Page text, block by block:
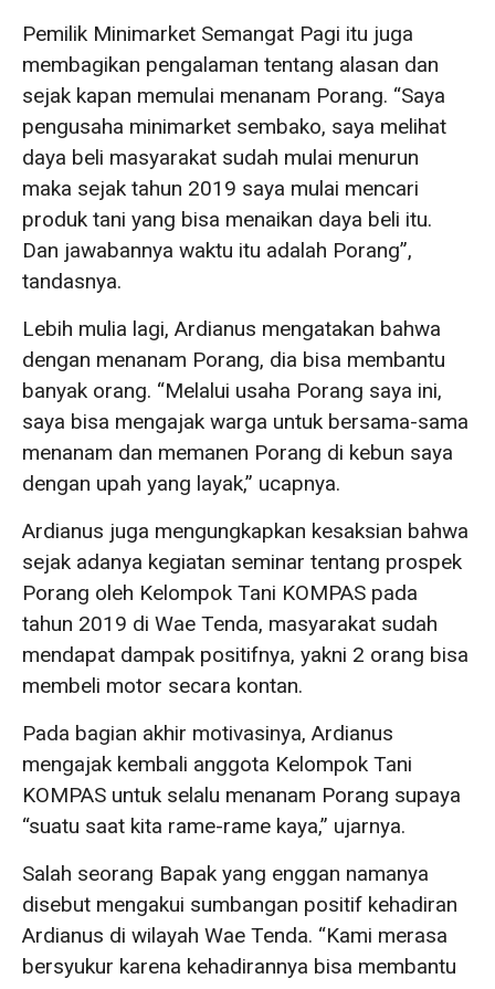
Pemilik Minimarket Semangat Pagi itu juga
membagikan pengalaman tentang alasan dan
sejak kapan memulai menanam Porang. “Saya
pengusaha minimarket sembako, saya melihat
daya beli masyarakat sudah mulai menurun
maka sejak tahun 2019 saya mulai mencari
produk tani yang bisa menaikan daya beli itu.
Dan jawabannya waktu itu adalah Porang”,
tandasnya.
Lebih mulia lagi, Ardianus mengatakan bahwa
dengan menanam Porang, dia bisa membantu
banyak orang. “Melalui usaha Porang saya ini,
saya bisa mengajak warga untuk bersama-sama
menanam dan memanen Porang di kebun saya
dengan upah yang layak,” ucapnya.
Ardianus juga mengungkapkan kesaksian bahwa
sejak adanya kegiatan seminar tentang prospek
Porang oleh Kelompok Tani KOMPAS pada
tahun 2019 di Wae Tenda, masyarakat sudah
mendapat dampak positifnya, yakni 2 orang bisa
membeli motor secara kontan.
Pada bagian akhir motivasinya, Ardianus
mengajak kembali anggota Kelompok Tani
KOMPAS untuk selalu menanam Porang supaya
“suatu saat kita rame-rame kaya,” ujarnya.
Salah seorang Bapak yang enggan namanya
disebut mengakui sumbangan positif kehadiran
Ardianus di wilayah Wae Tenda. “Kami merasa
bersyukur karena kehadirannya bisa membantu